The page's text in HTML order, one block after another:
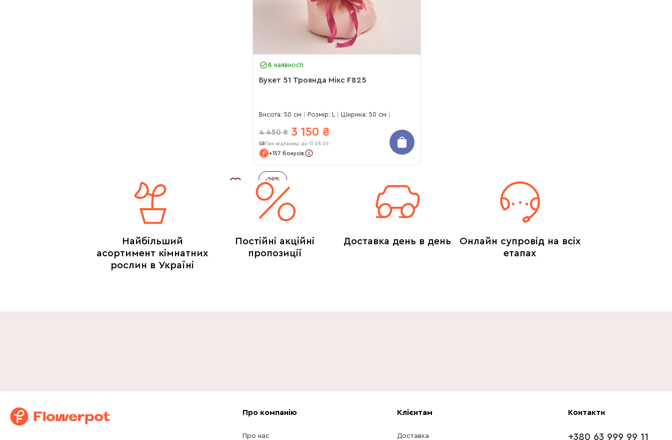
В наявності
Букет 51 Троянда Мікс F825
Висота: 50 см Розмір: L Ширина: 50 см
4 450 ₴ 3 150 ₴
При відправці до 11.08.26
+157 бонусів
-29%
Найбільший
асортимент кімнатних
рослин в Україні
Постійні акційні
пропозиції
Доставка день в день
Онлайн супровід на всіх
етапах
Про компанію
Про нас
Клієнтам
Доставка
Контакти
+380 63 999 99 11